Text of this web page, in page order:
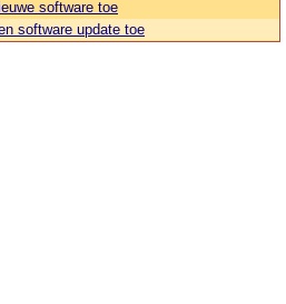
software toe
software update toe